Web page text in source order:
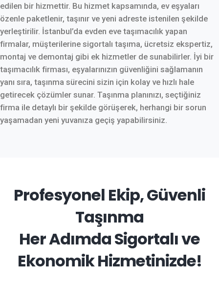
edilen bir hizmettir. Bu hizmet kapsamında, ev eşyaları
özenle paketlenir, taşınır ve yeni adreste istenilen şekilde
yerleştirilir. İstanbul’da evden eve taşımacılık yapan
firmalar, müşterilerine sigortalı taşıma, ücretsiz ekspertiz,
montaj ve demontaj gibi ek hizmetler de sunabilirler. İyi bir
taşımacılık firması, eşyalarınızın güvenliğini sağlamanın
yanı sıra, taşınma sürecini sizin için kolay ve hızlı hale
getirecek çözümler sunar. Taşınma planınızı, seçtiğiniz
firma ile detaylı bir şekilde görüşerek, herhangi bir sorun
yaşamadan yeni yuvanıza geçiş yapabilirsiniz.
Profesyonel Ekip, Güvenli
Taşınma
Her Adımda Sigortalı ve
Ekonomik Hizmetinizde!